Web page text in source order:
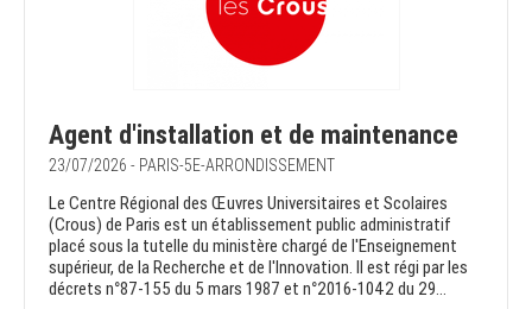
Agent d'installation et de maintenance
23/07/2026 - PARIS-5E-ARRONDISSEMENT
Le Centre Régional des Œuvres Universitaires et Scolaires
(Crous) de Paris est un établissement public administratif
placé sous la tutelle du ministère chargé de l'Enseignement
supérieur, de la Recherche et de l'Innovation. Il est régi par les
décrets n°87-155 du 5 mars 1987 et n°2016-1042 du 29...